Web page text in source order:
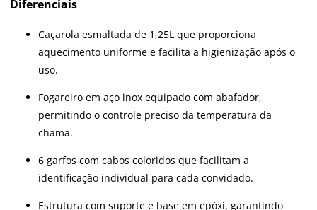
Diferenciais
Caçarola esmaltada de 1,25L que proporciona
aquecimento uniforme e facilita a higienização após o
uso.
Fogareiro em aço inox equipado com abafador,
permitindo o controle preciso da temperatura da
chama.
6 garfos com cabos coloridos que facilitam a
identificação individual para cada convidado.
Estrutura com suporte e base em epóxi, garantindo